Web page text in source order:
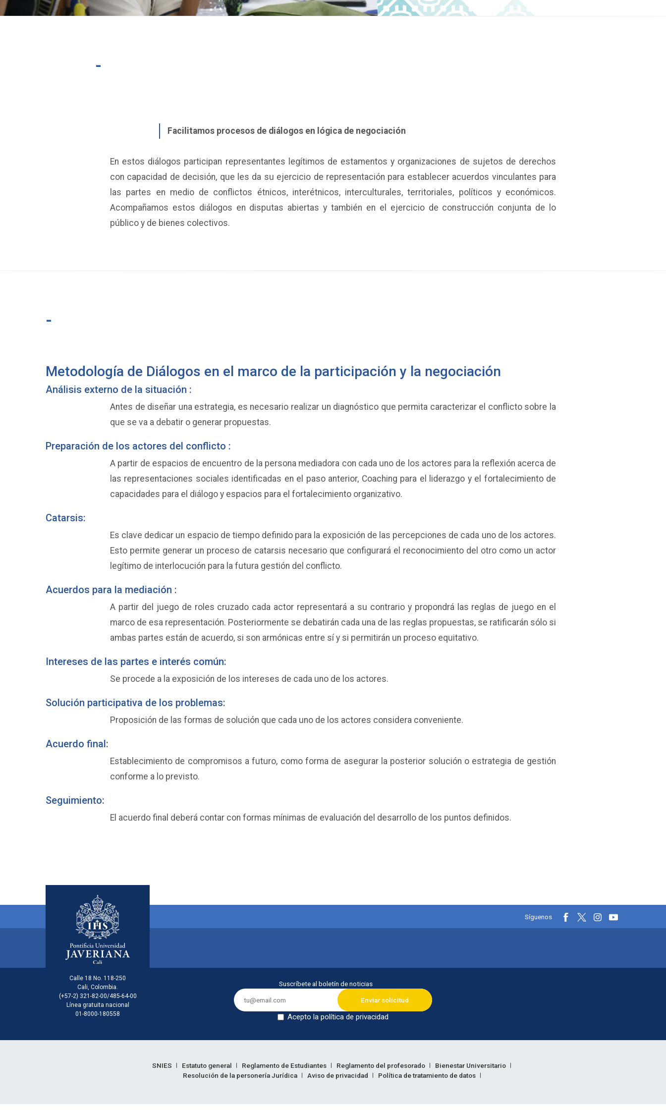
-
Facilitamos procesos de diálogos en lógica de negociación
En estos diálogos participan representantes legítimos de estamentos y organizaciones de sujetos de derechos
con capacidad de decisión, que les da su ejercicio de representación para establecer acuerdos vinculantes para
las partes en medio de conflictos étnicos, interétnicos, interculturales, territoriales, políticos y económicos.
Acompañamos estos diálogos en disputas abiertas y también en el ejercicio de construcción conjunta de lo
público y de bienes colectivos.
-
Metodología de Diálogos en el marco de la participación y la negociación
Análisis externo de la situación :
Antes de diseñar una estrategia, es necesario realizar un diagnóstico que permita caracterizar el conflicto sobre la
que se va a debatir o generar propuestas.
Preparación de los actores del conflicto :
A partir de espacios de encuentro de la persona mediadora con cada uno de los actores para la reflexión acerca de
las representaciones sociales identificadas en el paso anterior, Coaching para el liderazgo y el fortalecimiento de
capacidades para el diálogo y espacios para el fortalecimiento organizativo.
Catarsis:
Es clave dedicar un espacio de tiempo definido para la exposición de las percepciones de cada uno de los actores.
Esto permite generar un proceso de catarsis necesario que configurará el reconocimiento del otro como un actor
legítimo de interlocución para la futura gestión del conflicto.
Acuerdos para la mediación :
A partir del juego de roles cruzado cada actor representará a su contrario y propondrá las reglas de juego en el
marco de esa representación. Posteriormente se debatirán cada una de las reglas propuestas, se ratificarán sólo si
ambas partes están de acuerdo, si son armónicas entre sí y si permitirán un proceso equitativo.
Intereses de las partes e interés común:
Se procede a la exposición de los intereses de cada uno de los actores.
Solución participativa de los problemas:
Proposición de las formas de solución que cada uno de los actores considera conveniente.
Acuerdo final:
Establecimiento de compromisos a futuro, como forma de asegurar la posterior solución o estrategia de gestión
conforme a lo previsto.
Seguimiento:
El acuerdo final deberá contar con formas mínimas de evaluación del desarrollo de los puntos definidos.
Información de la institución
Calle 18 No. 118-250
Cali, Colombia.
(+57-2) 321-82-00/485-64-00
Línea gratuita nacional
01-8000-180558
Información y redes
Síguenos
Menú principal del footer
Suscríbete al boletín de noticias
Acepto la política de privacidad
Enlaces legales
SNIES Estatuto general Reglamento de Estudiantes Reglamento del profesorado
Bienestar Universitario
Resolución de la personería Jurídica
Aviso de privacidad Política de tratamiento de datos